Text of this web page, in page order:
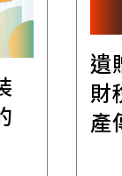
遺
財
產